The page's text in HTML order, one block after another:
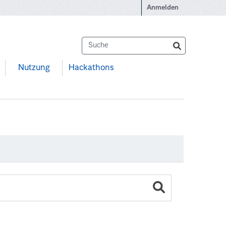
Anmelden
Nutzung Hackathons